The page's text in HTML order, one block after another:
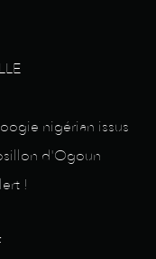
nigérian issus
d'Ogoun
!